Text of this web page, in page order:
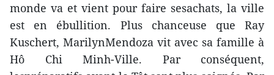
monde va et vient pour faire sesachats, la ville
est en ébullition. Plus chanceuse que Ray
Kuschert, MarilynMendoza vit avec sa famille à
Hô Chi Minh-Ville. Par conséquent,